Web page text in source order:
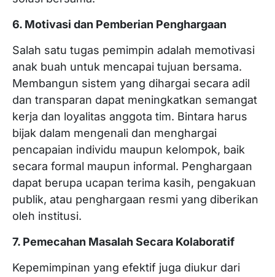
6. Motivasi dan Pemberian Penghargaan
Salah satu tugas pemimpin adalah memotivasi
anak buah untuk mencapai tujuan bersama.
Membangun sistem yang dihargai secara adil
dan transparan dapat meningkatkan semangat
kerja dan loyalitas anggota tim. Bintara harus
bijak dalam mengenali dan menghargai
pencapaian individu maupun kelompok, baik
secara formal maupun informal. Penghargaan
dapat berupa ucapan terima kasih, pengakuan
publik, atau penghargaan resmi yang diberikan
oleh institusi.
7. Pemecahan Masalah Secara Kolaboratif
Kepemimpinan yang efektif juga diukur dari